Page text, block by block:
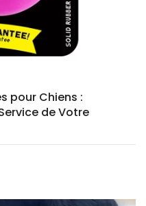
pour Chiens :
de Votre